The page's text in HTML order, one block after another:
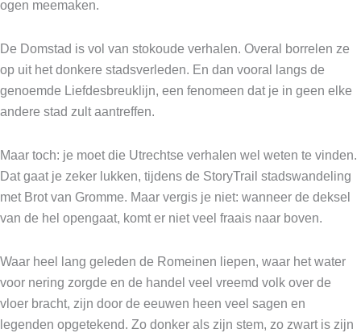
ogen meemaken.
De Domstad is vol van stokoude verhalen. Overal borrelen ze
op uit het donkere stadsverleden. En dan vooral langs de
genoemde Liefdesbreuklijn, een fenomeen dat je in geen elke
andere stad zult aantreffen.
Maar toch: je moet die Utrechtse verhalen wel weten te vinden.
Dat gaat je zeker lukken, tijdens de StoryTrail stadswandeling
met Brot van Gromme. Maar vergis je niet: wanneer de deksel
van de hel opengaat, komt er niet veel fraais naar boven.
Waar heel lang geleden de Romeinen liepen, waar het water
voor nering zorgde en de handel veel vreemd volk over de
vloer bracht, zijn door de eeuwen heen veel sagen en
legenden opgetekend. Zo donker als zijn stem, zo zwart is zijn